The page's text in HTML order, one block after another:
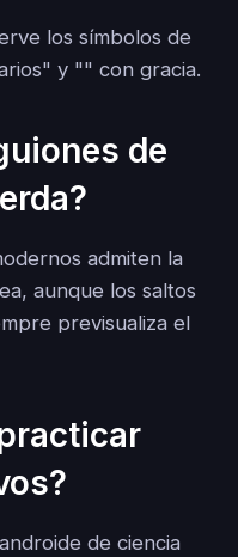
los símbolos de
y "" con gracia.
de
admiten la
aunque los saltos
previsualiza el
de ciencia